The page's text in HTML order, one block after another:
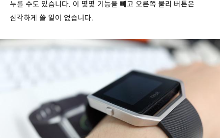
누를 수도 있습니다. 이 몇몇 기능을 빼고 오른쪽 물리 버튼은
심각하게 쓸 일이 없습니다.